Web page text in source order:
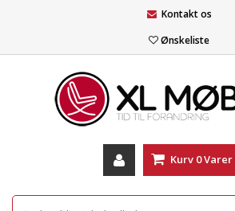
Kontakt os
Ønskeliste
Kurv 0Varer